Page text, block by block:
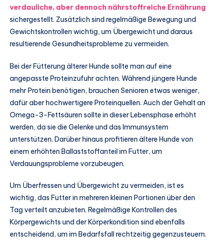
verdauliche, aber dennoch nährstoffreiche Ernährung
sichergestellt. Zusätzlich sind regelmäßige Bewegung und
Gewichtskontrollen wichtig, um Übergewicht und daraus
resultierende Gesundheitsprobleme zu vermeiden.
Bei der Fütterung älterer Hunde sollte man auf eine
angepasste Proteinzufuhr achten. Während jüngere Hunde
mehr Protein benötigen, brauchen Senioren etwas weniger,
dafür aber hochwertigere Proteinquellen. Auch der Gehalt an
Omega-3-Fettsäuren sollte in dieser Lebensphase erhöht
werden, da sie die Gelenke und das Immunsystem
unterstützen. Darüber hinaus profitieren ältere Hunde von
einem erhöhten Ballaststoffanteil im Futter, um
Verdauungsprobleme vorzubeugen.
Um Überfressen und Übergewicht zu vermeiden, ist es
wichtig, das Futter in mehreren kleinen Portionen über den
Tag verteilt anzubieten. Regelmäßige Kontrollen des
Körpergewichts und der Körperkondition sind ebenfalls
entscheidend, um im Bedarfsfall rechtzeitig gegenzusteuern.